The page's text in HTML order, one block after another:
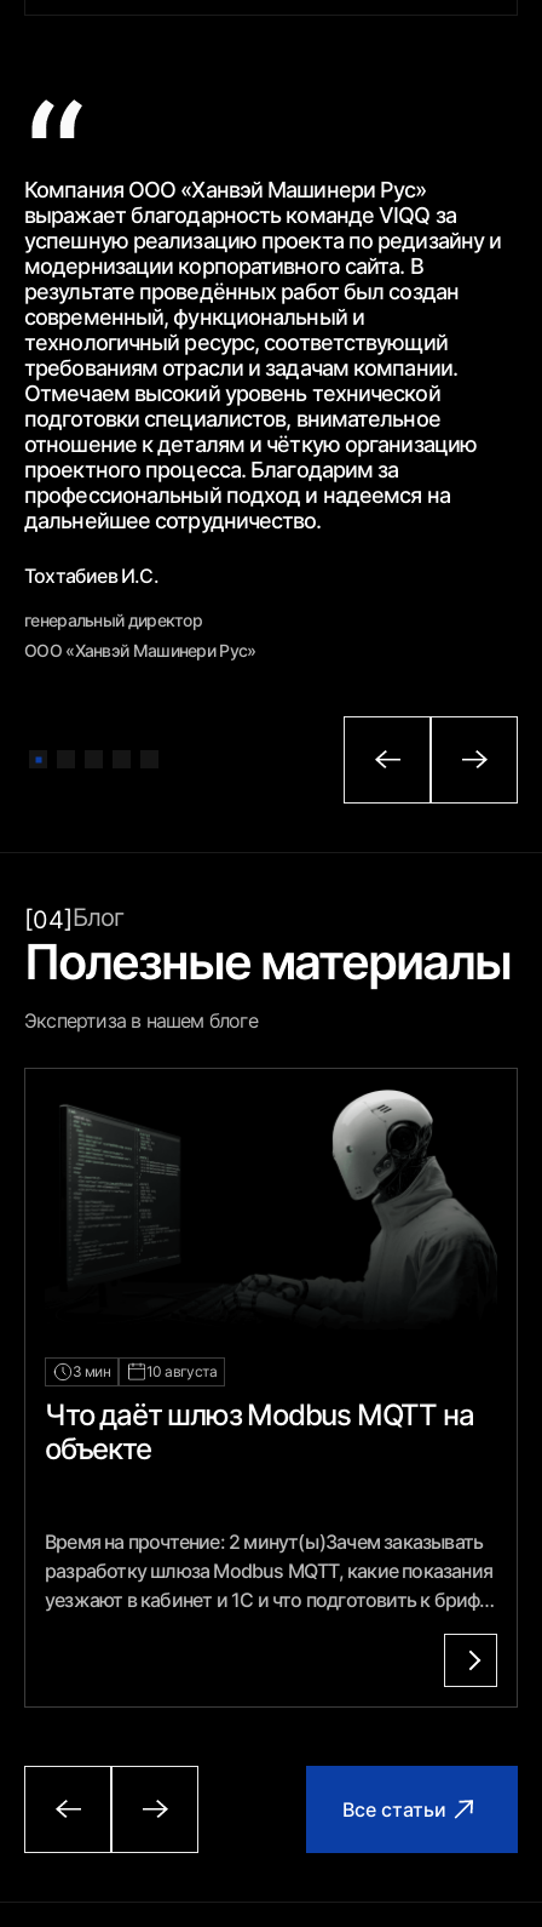
Компания ООО «Ханвэй Машинери Рус»
выражает благодарностькоманде VIQQ за
успешную реализацию проекта по редизайну и
модернизации корпоративного сайта. В
результате проведённых работ был создан
современный,функциональный и
технологичный ресурс, соответствующий
требованиямотрасли и задачам компании.
Отмечаем высокий уровень технической
подготовки специалистов, внимательное
отношение к деталям и чёткуюорганизацию
проектного процесса. Благодарим за
профессиональный подход и надеемся на
дальнейшеесотрудничество.
Тохтабиев И.С.
генеральный директор
ООО «Ханвэй Машинери Рус»
[04]Блог
Полезные материалы
Экспертиза в нашем блоге
3 мин 10 августа
Что даёт шлюз Modbus MQTT на
объекте
Время на прочтение: 2 минут(ы)Зачем заказывать
разработку шлюза Modbus MQTT, какие показания
уезжают в кабинет и 1С и что подготовить к брифу
Все статьи